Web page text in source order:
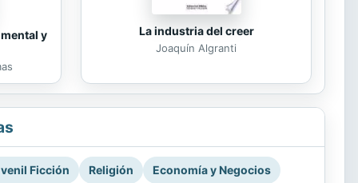
y La industria del creer
Joaquín Algranti
Ficción Religión Economía y Negocios